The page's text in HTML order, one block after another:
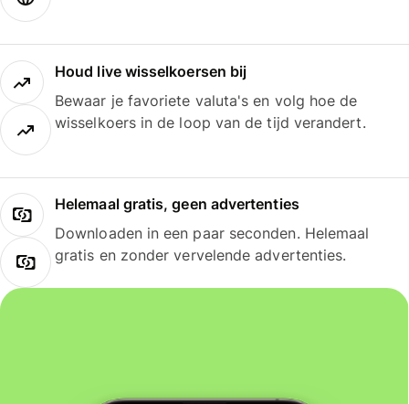
Houd live wisselkoersen bij
Bewaar je favoriete valuta's en volg hoe de
wisselkoers in de loop van de tijd verandert.
Helemaal gratis, geen advertenties
Downloaden in een paar seconden. Helemaal
gratis en zonder vervelende advertenties.